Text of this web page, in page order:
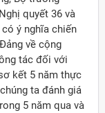
quyết 36 và
ý nghĩa chiến
về cộng
tác đối với
kết 5 năm thực
ta đánh giá
5 năm qua và